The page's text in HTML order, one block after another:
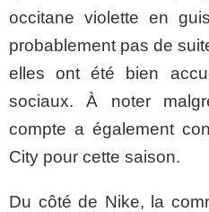
occitane violette en
probablement pas de
elles ont été bien
sociaux. À noter
compte a également
City pour cette saison.
Du côté de Nike, la